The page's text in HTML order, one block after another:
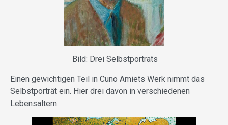
Bild: Drei Selbstporträts
Einen gewichtigen Teil in Cuno Amiets Werk nimmt das
Selbstporträt ein. Hier drei davon in verschiedenen
Lebensaltern.